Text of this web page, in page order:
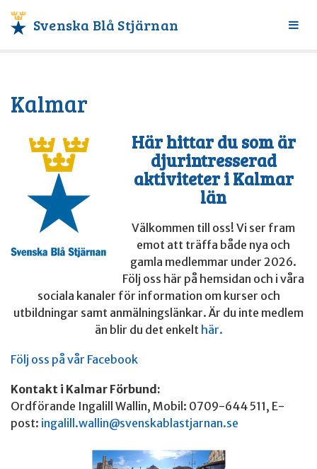
Svenska Blå Stjärnan
Växla
Kalmar
Här hittar du som är
djurintresserad
aktiviteter i Kalmar
län
Välkommen till oss! Vi ser fram
emot att träffa både nya och
gamla medlemmar under 2026.
Följ oss här på hemsidan och i våra
sociala kanaler för information om kurser och
utbildningar samt anmälningslänkar. Är du inte medlem
än blir du det enkelt här.
Följ oss på vår Facebook
Kontakt i Kalmar Förbund:
Ordförande Ingalill Wallin, Mobil: 0709-644 511, E-
post: ingalill.wallin@svenskablastjarnan.se